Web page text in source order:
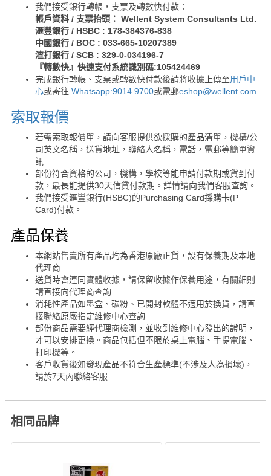
我們接受銀行轉帳，支票及轉數快付款：
帳戶資料 / 支票抬頭： Wellent System Consultants Ltd.
滙豐銀行 / HSBC : 178-384376-838
中國銀行 / BOC : 033-665-10207389
渣打銀行 / SCB : 329-0-034196-7
『轉數快』快速支付系統識別碼:105424469
完成銀行轉帳、支票或轉數快付款後請將收據上傳至用戶中
心或寄往 Whatsapp:9014 9700或電郵eshop@wellent.com
索取報價
若需索取報價單，請向客服提供欲採購的產品清單，機構/公
司英文名稱，送貨地址，聯絡人名稱，電話，電郵等簡單資
訊
部份符合資格的公司，機構，學校等能申請付款期或貨到付
款，最長能提供30天信貸付款期。詳情請向我們客服查詢。
我們接受滙豐銀行(HSBC)的Purchasing Card採購卡(P
Card)付款。
產品保養
本網站售賣所有產品均為香港原廠正貨，設有保養期及本地
代理商
送貨時會連同實體收據，請保留收據作保養用途，有關細則
請直接向代理商查詢
消耗性產品如墨盒、碳粉、已開封軟體不適用於換貨，請直
接聯絡原廠指定維修中心查詢
部份商品需要經代理商檢測，並收到維修中心發出的證明，
才可以安排更換。商品包括但不限於桌上電腦、手提電腦、
打印機等。
客戶收貨後如發現產品不符合生產標準(不涉及人為損壞)，
請於7天內聯絡客服
相同品牌